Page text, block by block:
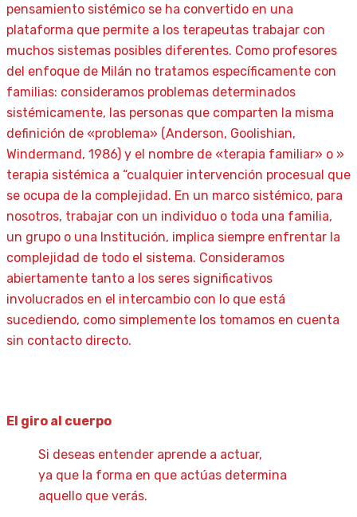
pensamiento sistémico se ha convertido en una
plataforma que permite a los terapeutas trabajar con
muchos sistemas posibles diferentes. Como profesores
del enfoque de Milán no tratamos específicamente con
familias: consideramos problemas determinados
sistémicamente, las personas que comparten la misma
definición de «problema» (Anderson, Goolishian,
Windermand, 1986) y el nombre de «terapia familiar» o »
terapia sistémica a “cualquier intervención procesual que
se ocupa de la complejidad. En un marco sistémico, para
nosotros, trabajar con un individuo o toda una familia,
un grupo o una Institución, implica siempre enfrentar la
complejidad de todo el sistema. Consideramos
abiertamente tanto a los seres significativos
involucrados en el intercambio con lo que está
sucediendo, como simplemente los tomamos en cuenta
sin contacto directo.
El giro al cuerpo
Si deseas entender aprende a actuar,
ya que la forma en que actúas determina
aquello que verás.